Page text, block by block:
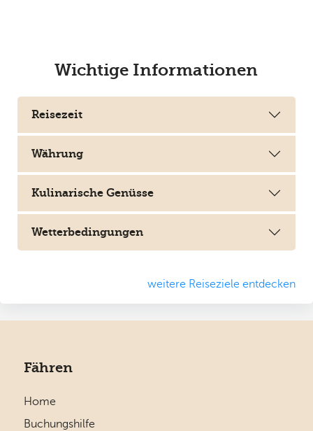
Wichtige Informationen
Reisezeit
Währung
Kulinarische Genüsse
Wetterbedingungen
weitere Reiseziele entdecken
Fähren
Home
Buchungshilfe